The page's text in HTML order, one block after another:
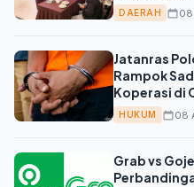
DAERAH
Jatanras
Rampok
Koperasi di
HUKUM 08
Grab vs